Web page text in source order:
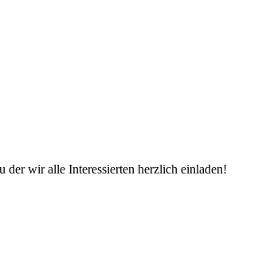
der wir alle Interessierten herzlich einladen!